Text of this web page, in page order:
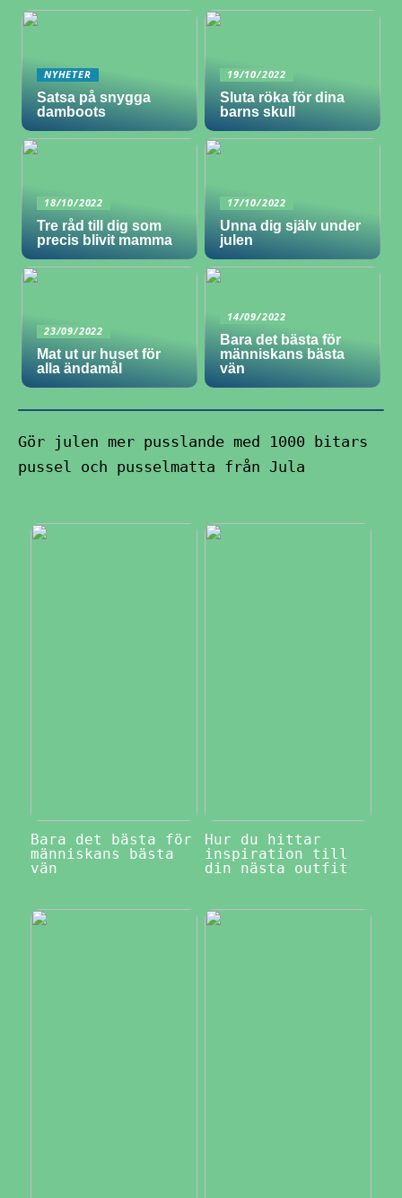
NYHETER
Satsa på snygga
damboots
19/10/2022
Sluta röka för dina
barns skull
18/10/2022
Tre råd till dig som
precis blivit mamma
17/10/2022
Unna dig själv under
julen
23/09/2022
Mat ut ur huset för
alla ändamål
14/09/2022
Bara det bästa för
människans bästa
vän
Gör julen mer pusslande med 1000 bitars
pussel och pusselmatta från Jula
Bara det bästa för
människans bästa
vän
Hur du hittar
inspiration till
din nästa outfit